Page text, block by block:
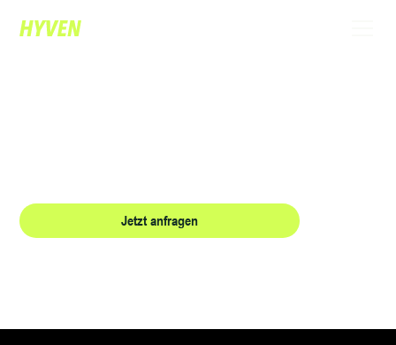
Jetzt anfragen